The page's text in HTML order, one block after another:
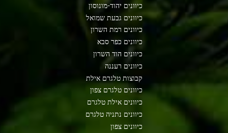
כיוונים יהוד-מונוסון
כיוונים גבעת שמואל
כיוונים רמת השרון
כיוונים כפר סבא
כיוונים הוד השרון
כיוונים רעננה
קבוצות טלגרם אילת
כיוונים טלגרם צפון
כיוונים אילת טלגרם
כיוונים נתניה טלגרם
כיוונים צפון